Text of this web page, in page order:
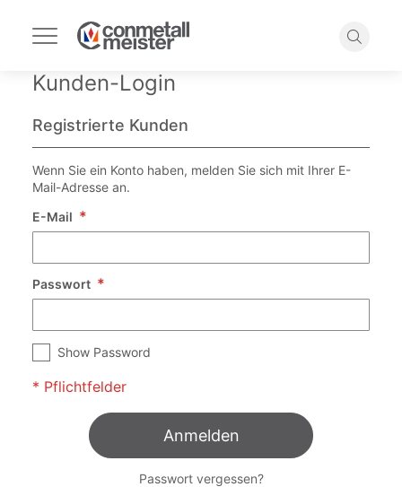
Navigation
umschalten
Suche
Kunden-Login
Registrierte Kunden
Wenn Sie ein Konto haben, melden Sie sich mit Ihrer E-
Mail-Adresse an.
E-Mail
Passwort
Show Password
Anmelden
Passwort vergessen?